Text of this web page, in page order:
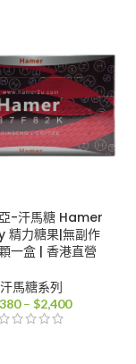
-汗馬糖 Hamer
精力糖果|無副作
一盒 | 香港直營
汗馬糖系列
– $2,400價